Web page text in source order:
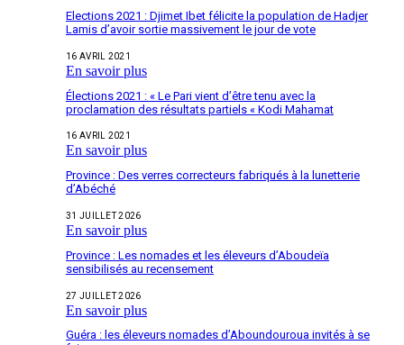
Elections 2021 : Djimet Ibet félicite la population de Hadjer
Lamis d’avoir sortie massivement le jour de vote
16 AVRIL 2021
En savoir plus
Élections 2021 : « Le Pari vient d’être tenu avec la
proclamation des résultats partiels « Kodi Mahamat
16 AVRIL 2021
En savoir plus
Province : Des verres correcteurs fabriqués à la lunetterie
d’Abéché
31 JUILLET 2026
En savoir plus
Province : Les nomades et les éleveurs d’Aboudeïa
sensibilisés au recensement
27 JUILLET 2026
En savoir plus
Guéra : les éleveurs nomades d’Aboundouroua invités à se